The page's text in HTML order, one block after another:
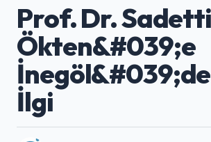
Prof. Dr.
Ökten&#039;e
İnegöl&#039;de
İlgi